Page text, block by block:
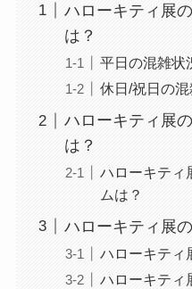
ハローキティ展
は？
平日の混雑状
休日/祝日の混
ハローキティ展
は？
ハローキティ
ムは？
ハローキティ展
ハローキティ
ハローキティ